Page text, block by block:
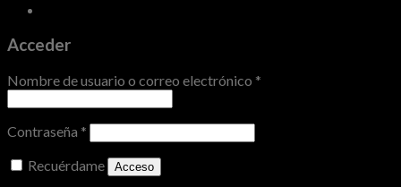
Acceder
Nombre de usuario o correo electrónico *
Contraseña *
Recuérdame
Acceso